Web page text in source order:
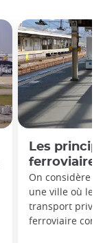
Les
On considère
une ville où le
transport
ferroviaire